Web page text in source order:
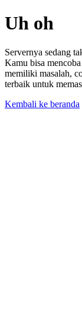
Uh oh
Servernya sedang
Kamu bisa
memiliki masalah,
terbaik untuk
Kembali ke beranda